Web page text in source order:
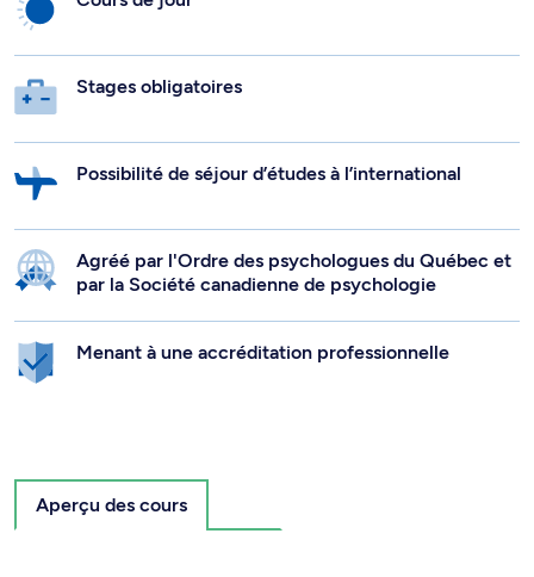
Stages obligatoires
Possibilité de séjour d’études à l’international
Agréé par l'Ordre des psychologues du Québec et
par la Société canadienne de psychologie
Menant à une accréditation professionnelle
Aperçu des cours